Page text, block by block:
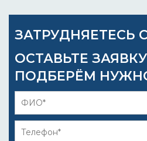
ЗАТРУДНЯЕТЕСЬ
ОСТАВЬТЕ
ПОДБЕРЁМ